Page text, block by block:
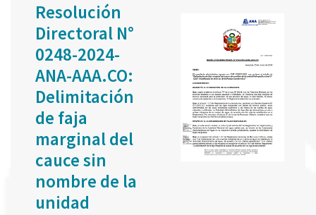
Resolución
Directoral N°
0248-2024-
ANA-AAA.CO:
Delimitación
de faja
marginal del
cauce sin
nombre de la
unidad